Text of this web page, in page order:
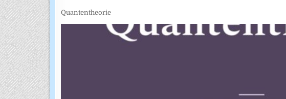
Quantentheorie